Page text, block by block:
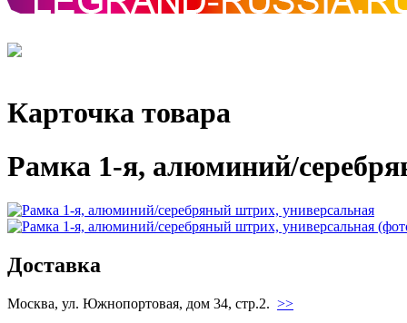
Карточка товара
Рамка 1-я, алюминий/
Доставка
Москва, ул. Южнопортовая, дом 34, стр.2. >>